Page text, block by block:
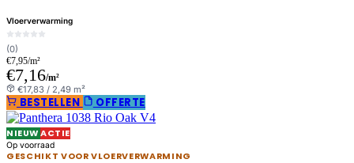
Vloerverwarming
(0)
€7,95/m²
€7,16/m²
€17,83 / 2,49 m²
BESTELLEN OFFERTE
NIEUWACTIE
Op voorraad
GESCHIKT VOOR VLOERVERWARMING